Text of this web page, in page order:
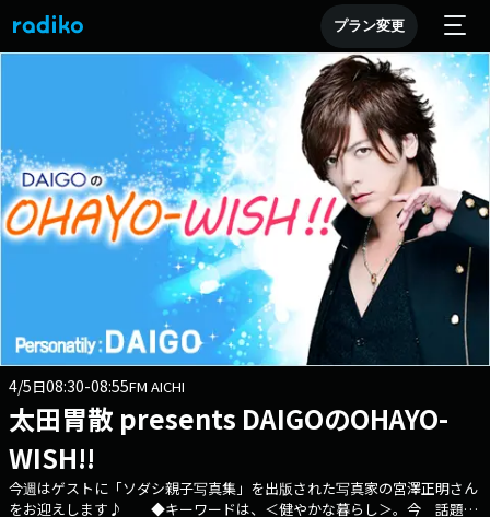
プラン変更
4/5日08:30-08:55FM AICHI
太田胃散 presents DAIGOのOHAYO-
WISH!!
今週はゲストに「ソダシ親子写真集」を出版された写真家の宮澤正明さん
をお迎えします♪ ◆キーワードは、＜健やかな暮らし＞。今 話題の